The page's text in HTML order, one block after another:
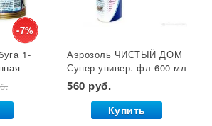
Кокосовый субстрат
крыс
Отрава от крыс Семена салата
-7%
1-
Аэрозоль ЧИСТЫЙ ДОМ
Супер универ. фл 600 мл
(двойное распыление)
GB 1/24*
560 руб.
Купить